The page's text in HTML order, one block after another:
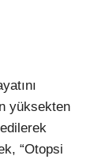
yüksekten
“Otopsi